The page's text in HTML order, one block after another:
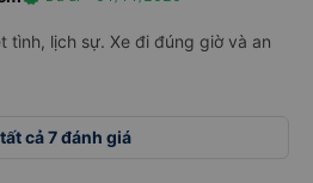
tình, lịch sự. Xe đi đúng giờ và an
cả 7 đánh giá